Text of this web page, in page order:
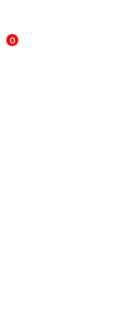
turinio
0